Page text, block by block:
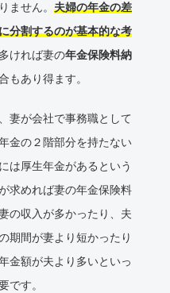
ません。 夫婦の年金の差
分割するのが基本的な考
ければ妻の年金保険料納
もあり得ます。
妻が会社で事務職として
金の２階部分を持たない
は厚生年金があるという
求めれば妻の年金保険料
の収入が多かったり、夫
期間が妻より短かったり
金額が夫より多いといっ
です。